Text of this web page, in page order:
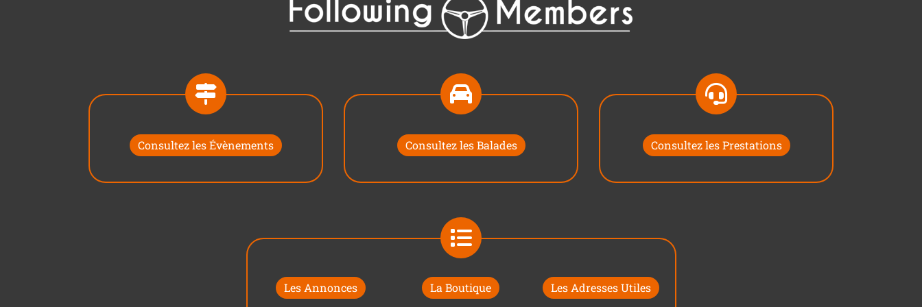
Consultez les Évènements Consultez les Balades Consultez les Prestations
Les Annonces La Boutique Les Adresses Utiles